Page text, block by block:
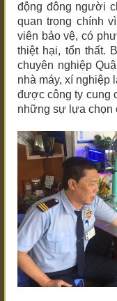
động đông người
quan trọng chính
viên bảo vệ, có
thiệt hại, tổn thất.
chuyên nghiệp
nhà máy, xí nghiệp
được công ty cung
những sự lựa chọn